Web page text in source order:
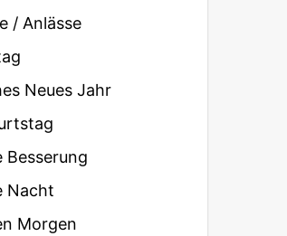
/ Anlässe
Neues Jahr
Besserung
Nacht
Morgen